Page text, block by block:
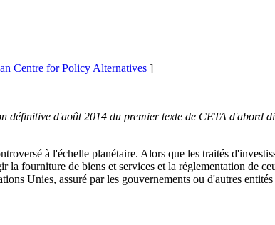
Centre for Policy Alternatives ]
définitive d'août 2014 du premier texte de CETA d'abord
à l'échelle planétaire. Alors que les traités
fourniture de biens et services et la réglementation de
Unies, assuré par les gouvernements ou d'autres